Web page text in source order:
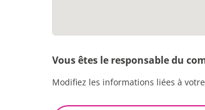
Vous êtes le responsable du
Modifiez les informations liées à